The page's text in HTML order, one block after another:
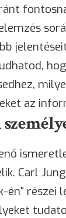
az
Carl
én" részei